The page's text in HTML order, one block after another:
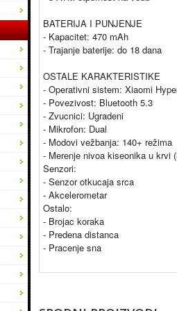
BATERIJA I PUNJENJE
- Kapacitet: 470 mAh
- Trajanje baterije: do 18 dana
OSTALE KARAKTERISTIKE
- Operativni sistem: Xiaomi
- Povezivost: Bluetooth 5.3
- Zvucnici: Ugradeni
- Mikrofon: Dual
- Modovi vežbanja: 140+ režima
- Merenje nivoa kiseonika u krvi
Senzori:
- Senzor otkucaja srca
- Akcelerometar
Ostalo:
- Brojac koraka
- Predena distanca
- Pracenje sna